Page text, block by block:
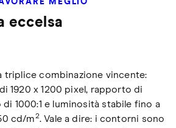
MEGLIO
eccelsa
triplice combinazione vincente:
1920 x 1200 pixel, rapporto di
1000:1 e luminosità stabile fino a
cd/m2. Vale a dire: i contorni sono